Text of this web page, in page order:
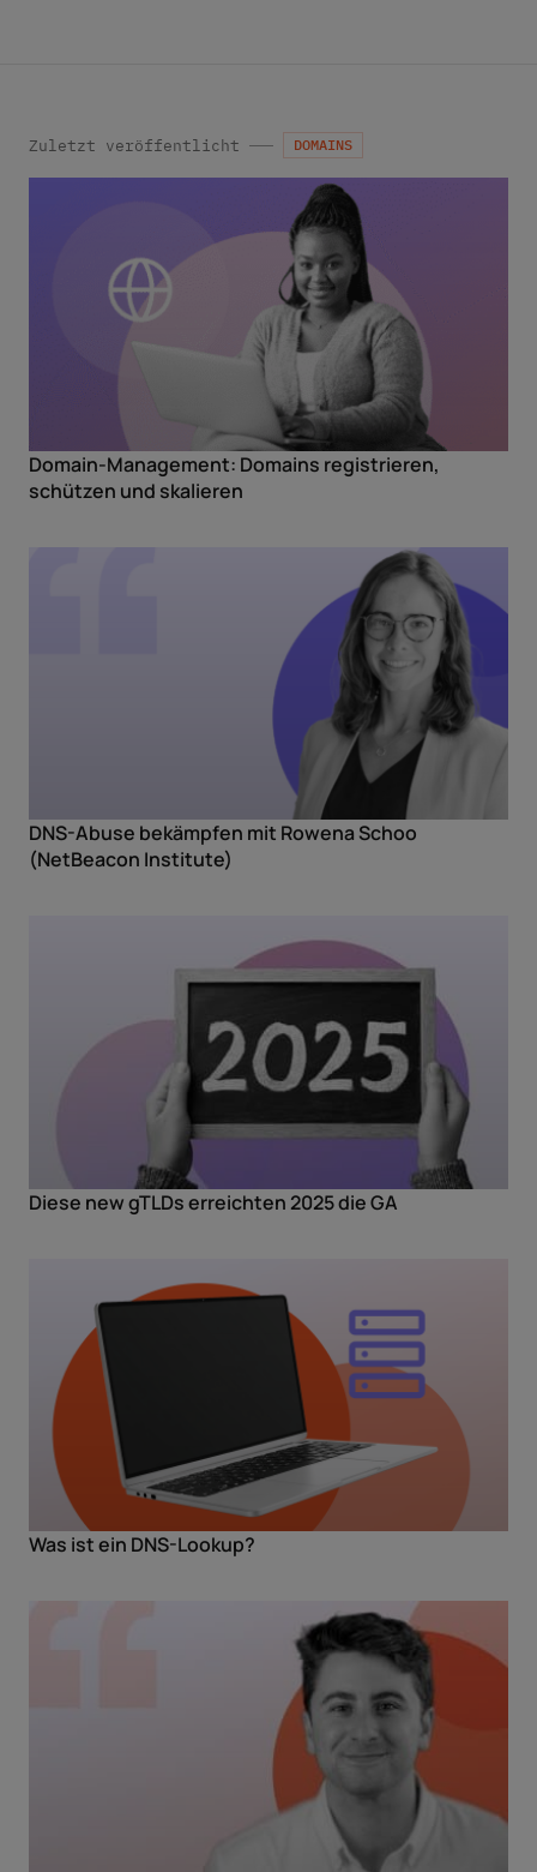
Zuletzt veröffentlicht DOMAINS
Domain-Management: Domains registrieren,
schützen und skalieren
DNS-Abuse bekämpfen mit Rowena Schoo
(NetBeacon Institute)
Diese new gTLDs erreichten 2025 die GA
Was ist ein DNS-Lookup?